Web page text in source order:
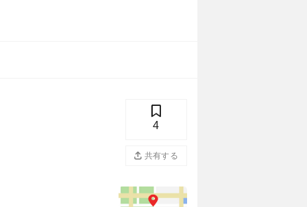
4
共有する